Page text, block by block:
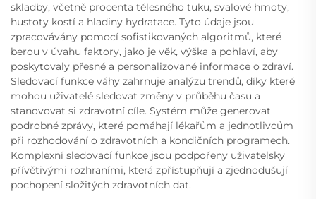
skladby, včetně procenta tělesného tuku, svalové hmoty,
hustoty kostí a hladiny hydratace. Tyto údaje jsou
zpracovávány pomocí sofistikovaných algoritmů, které
berou v úvahu faktory, jako je věk, výška a pohlaví, aby
poskytovaly přesné a personalizované informace o zdraví.
Sledovací funkce váhy zahrnuje analýzu trendů, díky které
mohou uživatelé sledovat změny v průběhu času a
stanovovat si zdravotní cíle. Systém může generovat
podrobné zprávy, které pomáhají lékařům a jednotlivcům
při rozhodování o zdravotních a kondičních programech.
Komplexní sledovací funkce jsou podpořeny uživatelsky
přívětivými rozhraními, která zpřístupňují a zjednodušují
pochopení složitých zdravotních dat.